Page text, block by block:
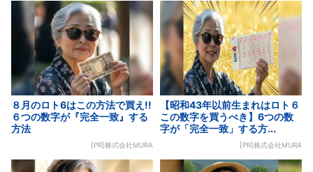
８月のロト6はこの方法で買え!!
６つの数字が『完全一致』する
方法
[PR]株式会社MURA
【昭和43年以前生まれはロト６
この数字を買うべき】6つの数
字が「完全一致」する方...
[PR]株式会社MURA